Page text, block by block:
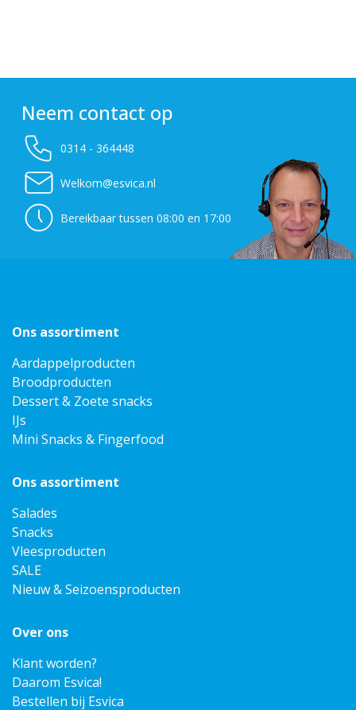
Neem contact op
0314 - 364448
Welkom@esvica.nl
Bereikbaar tussen 08:00 en 17:00
Ons assortiment
Aardappelproducten
Broodproducten
Dessert & Zoete snacks
IJs
Mini Snacks & Fingerfood
Ons assortiment
Salades
Snacks
Vleesproducten
SALE
Nieuw & Seizoensproducten
Over ons
Klant worden?
Daarom Esvica!
Bestellen bij Esvica